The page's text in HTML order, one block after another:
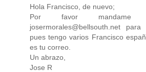
Hola Francisco, de nuevo;
Por favor
josermorales@bellsouth.net
pues tengo varios Francisco
es tu correo.
Un abrazo,
Jose R